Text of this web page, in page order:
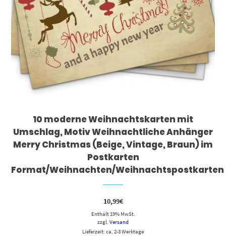
10 moderne Weihnachtskarten mit
Umschlag, Motiv Weihnachtliche Anhänger
Merry Christmas (Beige, Vintage, Braun) im
Postkarten
Format/Weihnachten/Weihnachtspostkarten
10,99€
Enthält 19% MwSt.
zzgl. Versand
Lieferzeit: ca. 2-3 Werktage